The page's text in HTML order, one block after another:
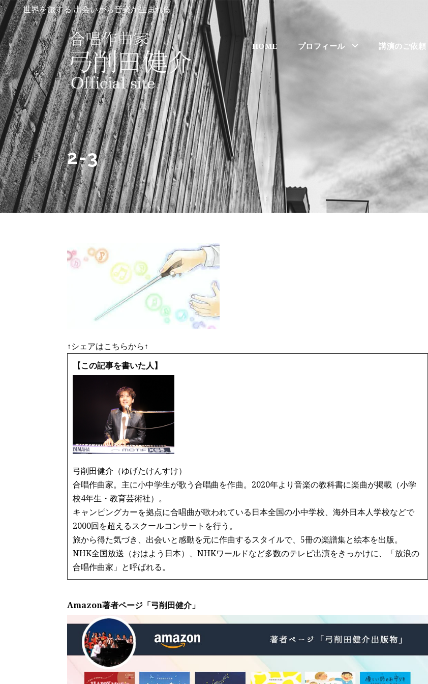
世界を旅する 出会いから音楽が生まれる
HOME プロフィール 講演のご依頼
2-3
↑シェアはこちらから↑
【この記事を書いた人】
弓削田健介（ゆげたけんすけ）
合唱作曲家。主に小中学生が歌う合唱曲を作曲。2020年より音楽の教科書に楽曲が掲載（小学
校4年生・教育芸術社）。
キャンピングカーを拠点に合唱曲が歌われている日本全国の小中学校、海外日本人学校などで
2000回を超えるスクールコンサートを行う。
旅から得た気づき、出会いと感動を元に作曲するスタイルで、5冊の楽譜集と絵本を出版。
NHK全国放送（おはよう日本）、NHKワールドなど多数のテレビ出演をきっかけに、「放浪の
合唱作曲家」と呼ばれる。
Amazon著者ページ「弓削田健介」